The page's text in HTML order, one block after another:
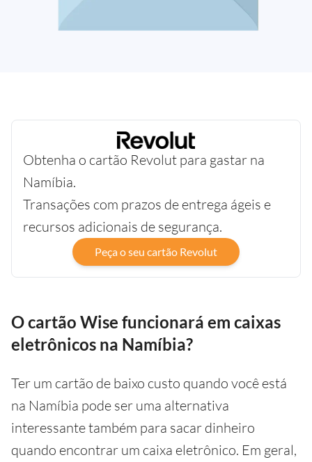
Obtenha o cartão Revolut para gastar na
Namíbia.
Transações com prazos de entrega ágeis e
recursos adicionais de segurança.
Peça o seu cartão Revolut
O cartão Wise funcionará em caixas
eletrônicos na Namíbia?
Ter um cartão de baixo custo quando você está
na Namíbia pode ser uma alternativa
interessante também para sacar dinheiro
quando encontrar um caixa eletrônico. Em geral,